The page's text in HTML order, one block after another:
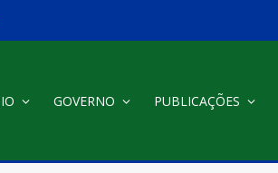
GOVERNO PUBLICAÇÕES